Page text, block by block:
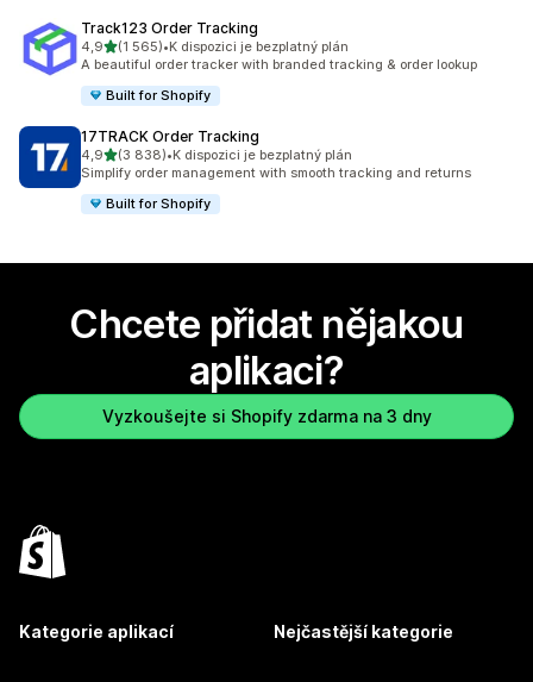
Track123 Order Tracking
4,9z 5 hvězd
(1 565)
Celkový počet recenzí: 1565
•K dispozici je bezplatný plán
A beautiful order tracker with branded tracking & order lookup
Built for Shopify
17TRACK Order Tracking
4,9z 5 hvězd
(3 838)
Celkový počet recenzí: 3838
•K dispozici je bezplatný plán
Simplify order management with smooth tracking and returns
Built for Shopify
Chcete přidat nějakou
aplikaci?
Vyzkoušejte si Shopify zdarma na 3 dny
Kategorie aplikací Nejčastější kategorie